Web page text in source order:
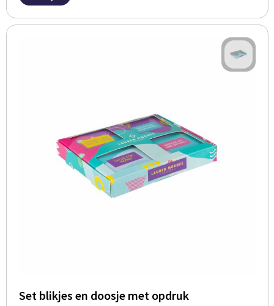
Set blikjes en doosje met opdruk